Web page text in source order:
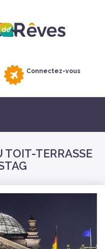
Connectez-vous
TOIT-TERRASSE